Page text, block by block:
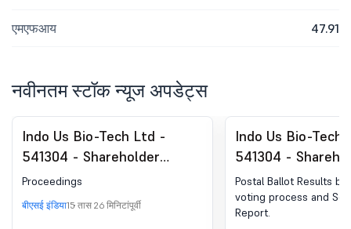
एमएफआय 47.91
नवीनतम स्टॉक न्यूज अपडेट्स
Indo Us Bio-Tech Ltd -
541304 - Shareholder
Meeting / Postal Ballot-
Outcome of Postal Ballot
Proceedings
बीएसई इंडिया15 तास 26 मिनिटांपूर्वी
Indo Us Bio-
541304 -
Meeting / Postal
Scrutinizer"s
Postal Ballot Results
voting process and
Report.